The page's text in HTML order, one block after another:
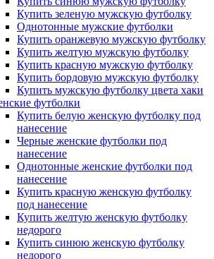
Купить зеленую мужскую футболку
Однотонные мужские футболки
Купить оранжевую мужскую футболку
Купить желтую мужскую футболку
Купить красную мужскую футболку
Купить бордовую мужскую футболку
Купить мужскую футболку цвета хаки
футболки
Купить белую женскую футболку под
нанесение
Черные женские футболки под
нанесение
Однотонные женские футболки под
нанесение
Купить красную женскую футболку
под нанесение
Купить желтую женскую футболку
недорого
Купить синюю женскую футболку
недорого